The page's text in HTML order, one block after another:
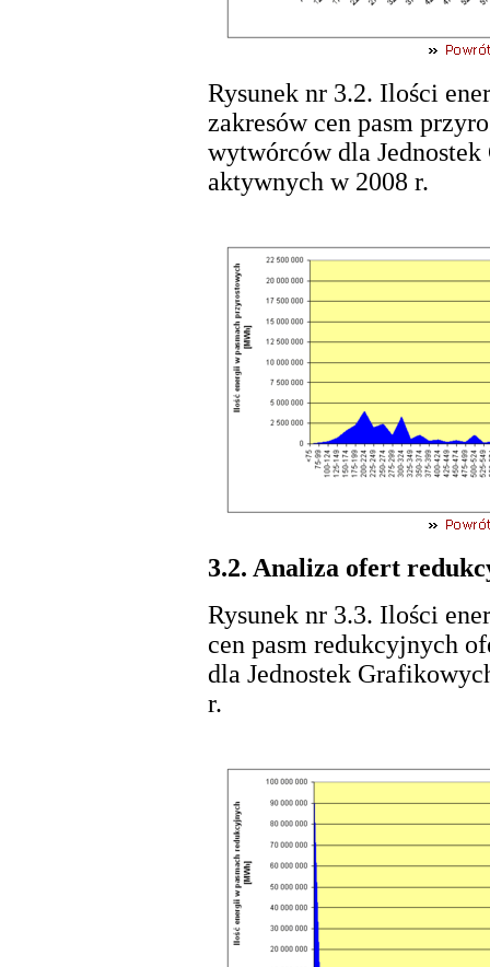
Rysunek nr 3.2. Ilości
zakresów cen pasm
wytwórców dla
aktywnych w 2008 r.
3.2. Analiza ofert
Rysunek nr 3.3. Ilości
cen pasm redukcyjnych
dla Jednostek
r.